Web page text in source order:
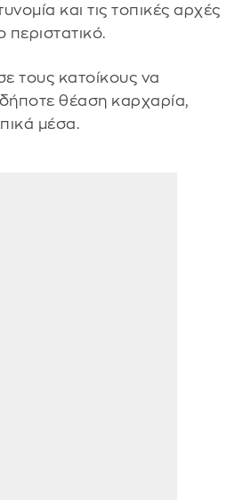
και τις τοπικές αρχές
περιστατικό.
τους κατοίκους να
θέαση καρχαρία,
μέσα.